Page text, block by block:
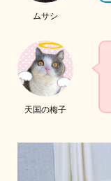
ムサシ
天国の梅子